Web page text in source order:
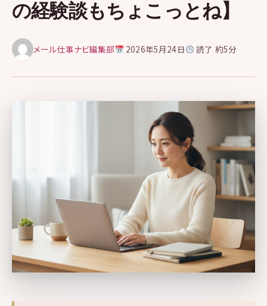
の経験談もちょこっとね】
メール仕事ナビ編集部 2026年5月24日 読了 約5分